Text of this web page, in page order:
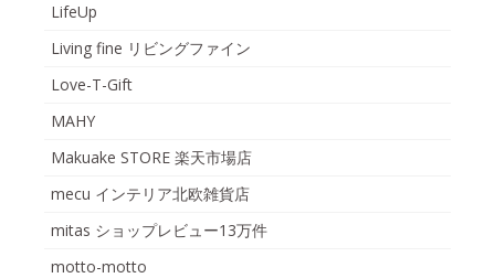
LifeUp
Living fine リビングファイン
Love-T-Gift
MAHY
Makuake STORE 楽天市場店
mecu インテリア北欧雑貨店
mitas ショップレビュー13万件
motto-motto